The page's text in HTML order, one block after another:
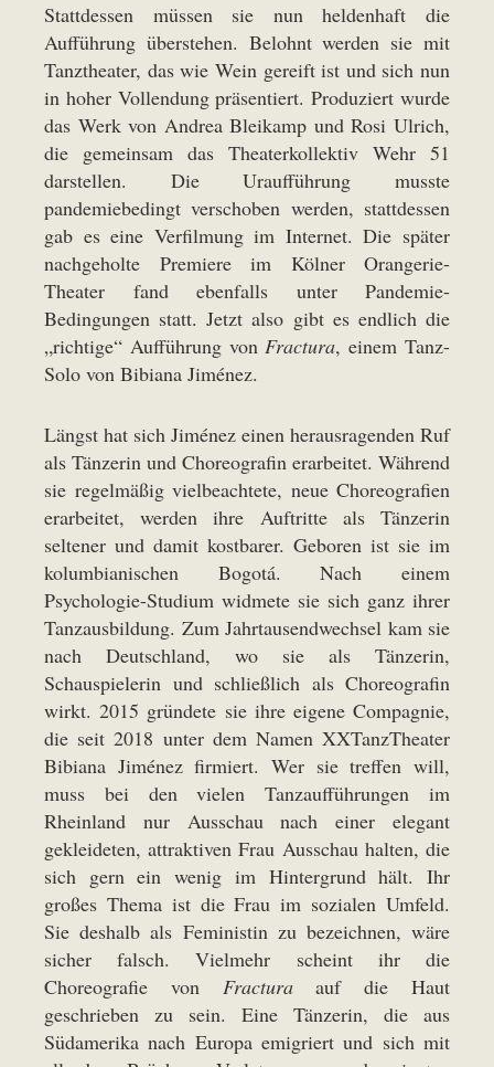
Stattdessen müssen sie nun heldenhaft die
Aufführung überstehen. Belohnt werden sie mit
Tanztheater, das wie Wein gereift ist und sich nun
in hoher Vollendung präsentiert. Produziert wurde
das Werk von Andrea Bleikamp und Rosi Ulrich,
die gemeinsam das Theaterkollektiv Wehr 51
darstellen. Die Uraufführung musste
pandemiebedingt verschoben werden, stattdessen
gab es eine Verfilmung im Internet. Die später
nachgeholte Premiere im Kölner Orangerie-
Theater fand ebenfalls unter Pandemie-
Bedingungen statt. Jetzt also gibt es endlich die
„richtige“ Aufführung vonFractura, einem Tanz-
Solo von Bibiana Jiménez.
Längst hat sich Jiménez einen herausragenden Ruf
als Tänzerin und Choreografin erarbeitet. Während
sie regelmäßig vielbeachtete, neue Choreografien
erarbeitet, werden ihre Auftritte als Tänzerin
seltener und damit kostbarer. Geboren ist sie im
kolumbianischen Bogotá. Nach einem
Psychologie-Studium widmete sie sich ganz ihrer
Tanzausbildung. Zum Jahrtausendwechsel kam sie
nach Deutschland, wo sie als Tänzerin,
Schauspielerin und schließlich als Choreografin
wirkt. 2015 gründete sie ihre eigene Compagnie,
die seit 2018 unter dem Namen XXTanzTheater
Bibiana Jiménez firmiert. Wer sie treffen will,
muss bei den vielen Tanzaufführungen im
Rheinland nur Ausschau nach einer elegant
gekleideten, attraktiven Frau Ausschau halten, die
sich gern ein wenig im Hintergrund hält. Ihr
großes Thema ist die Frau im sozialen Umfeld.
Sie deshalb als Feministin zu bezeichnen, wäre
sicher falsch. Vielmehr scheint ihr die
Choreografie von Fracturaauf die Haut
geschrieben zu sein. Eine Tänzerin, die aus
Südamerika nach Europa emigriert und sich mit